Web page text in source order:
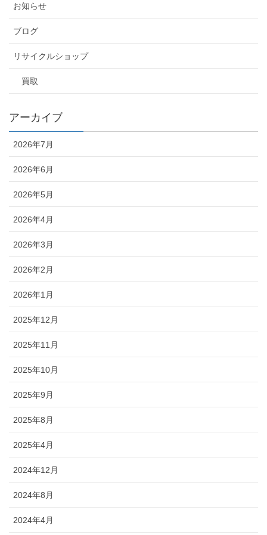
お知らせ
ブログ
リサイクルショップ
買取
アーカイブ
2026年7月
2026年6月
2026年5月
2026年4月
2026年3月
2026年2月
2026年1月
2025年12月
2025年11月
2025年10月
2025年9月
2025年8月
2025年4月
2024年12月
2024年8月
2024年4月